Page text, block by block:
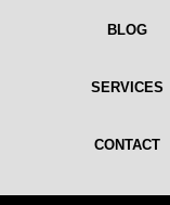
BLOG
SERVICES
CONTACT